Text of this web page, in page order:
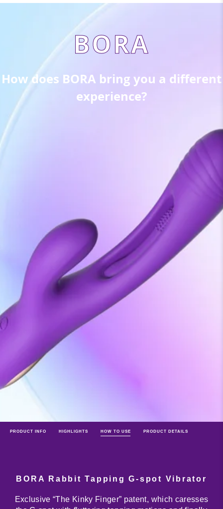
BORA
How does BORA bring you a different
experience?
PRODUCT INFO HIGHLIGHTS HOW TO USE PRODUCT DETAILS
BORA Rabbit Tapping G-spot Vibrator
Exclusive “The Kinky Finger” patent, which caresses